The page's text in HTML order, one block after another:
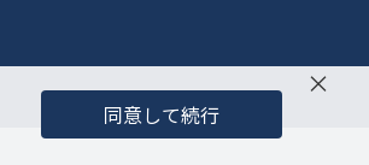
同意して続行
×